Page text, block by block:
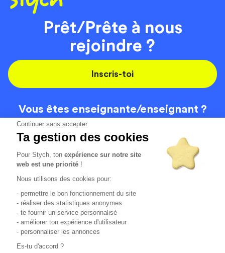
Continuer sans accepter
Ta gestion des cookies
Pour Stych, tonexpérience sur notre site
web est une priorité !
Nous utilisons des cookies pour:
- permettre le bon fonctionnement du site
- réaliser des statistiques anonymes
- te fournir un service personnalisé
- améliorer ton expérience d'utilisateur
- personnaliser les annonces
Es-tu d'accord ?
Prêt/Prête à nous
rejoindre ?
Inscris-toi
Vous êtes enseignante/enseignant ?
On recrute
Code de la route
Localisation
Contact
Tous les avis clients4.6/5 (51136 avis publiés)